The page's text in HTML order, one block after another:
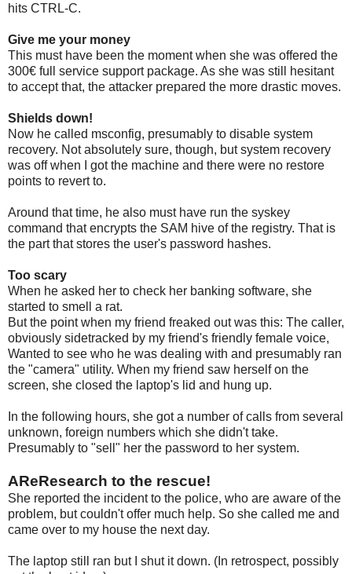
hits CTRL-C.
Give me your money
This must have been the moment when she was offered the
300€ full service support package. As she was still hesitant
to accept that, the attacker prepared the more drastic moves.
Shields down!
Now he called msconfig, presumably to disable system
recovery. Not absolutely sure, though, but system recovery
was off when I got the machine and there were no restore
points to revert to.
Around that time, he also must have run the syskey
command that encrypts the SAM hive of the registry. That is
the part that stores the user's password hashes.
Too scary
When he asked her to check her banking software, she
started to smell a rat.
But the point when my friend freaked out was this: The caller,
obviously sidetracked by my friend's friendly female voice,
Wanted to see who he was dealing with and presumably ran
the "camera" utility. When my friend saw herself on the
screen, she closed the laptop's lid and hung up.
In the following hours, she got a number of calls from several
unknown, foreign numbers which she didn't take.
Presumably to "sell" her the password to her system.
AReResearch to the rescue!
She reported the incident to the police, who are aware of the
problem, but couldn't offer much help. So she called me and
came over to my house the next day.
The laptop still ran but I shut it down. (In retrospect, possibly